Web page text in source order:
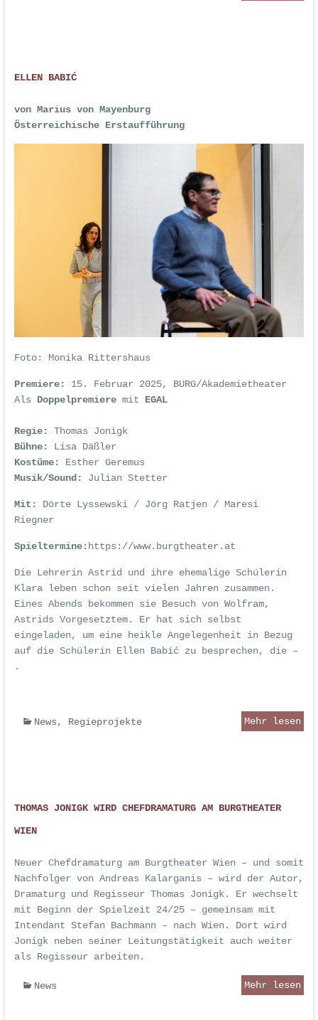
ELLEN BABIĆ
von Marius von Mayenburg
Österreichische Erstaufführung
Foto: Monika Rittershaus
Premiere:
15. Februar 2025, BURG/Akademietheater
Als Doppelpremieremit EGAL
Regie:
Thomas Jonigk
Bühne:
Lisa Däßler
Kostüme: Esther Geremus
Musik/Sound: Julian Stetter
Mit: Dörte Lyssewski / Jörg Ratjen / Maresi
Riegner
Spieltermine:https://www.burgtheater.at
Die Lehrerin Astrid und ihre ehemalige Schülerin
Klara leben schon seit vielen Jahren zusammen.
Eines Abends bekommen sie Besuch von Wolfram,
Astrids Vorgesetztem. Er hat sich selbst
eingeladen, um eine heikle Angelegenheit in Bezug
auf die Schülerin Ellen Babić zu besprechen, die –
.
News, Regieprojekte Mehr lesen
THOMAS JONIGK WIRD CHEFDRAMATURG AM BURGTHEATER
WIEN
Neuer Chefdramaturg am Burgtheater Wien – und somit
Nachfolger von Andreas Kalarganis – wird der Autor,
Dramaturg und Regisseur Thomas Jonigk. Er wechselt
mit Beginn der Spielzeit 24/25 – gemeinsam mit
Intendant Stefan Bachmann – nach Wien. Dort wird
Jonigk neben seiner Leitungstätigkeit auch weiter
als Regisseur arbeiten.
News Mehr lesen